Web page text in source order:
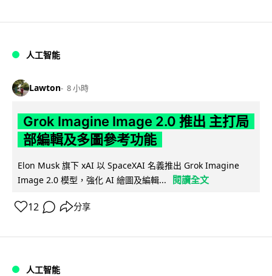
人工智能
Lawton 8 小時
Grok Imagine Image 2.0 推出 主打局
部編輯及多圖參考功能
Elon Musk 旗下 xAI 以 SpaceXAI 名義推出 Grok Imagine
Image 2.0 模型，強化 AI 繪圖及編輯...
閱讀全文
12 分享
人工智能